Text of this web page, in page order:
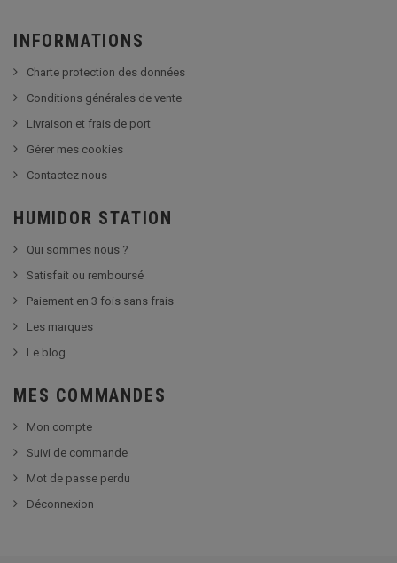
INFORMATIONS
Charte protection des données
Conditions générales de vente
Livraison et frais de port
Gérer mes cookies
Contactez nous
HUMIDOR STATION
Qui sommes nous ?
Satisfait ou remboursé
Paiement en 3 fois sans frais
Les marques
Le blog
MES COMMANDES
Mon compte
Suivi de commande
Mot de passe perdu
Déconnexion